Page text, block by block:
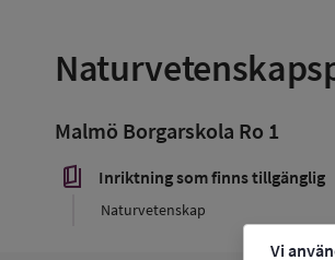
Vi
favorit
Malmö Borgarskola Ro 1
book_5 Inriktning som finns tillgänglig
Naturvetenskap